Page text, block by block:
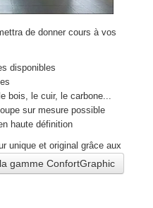
de donner cours à vos
disponibles
bois, le cuir, le carbone...
sur mesure possible
haute définition
unique et original grâce aux
gamme ConfortGraphic